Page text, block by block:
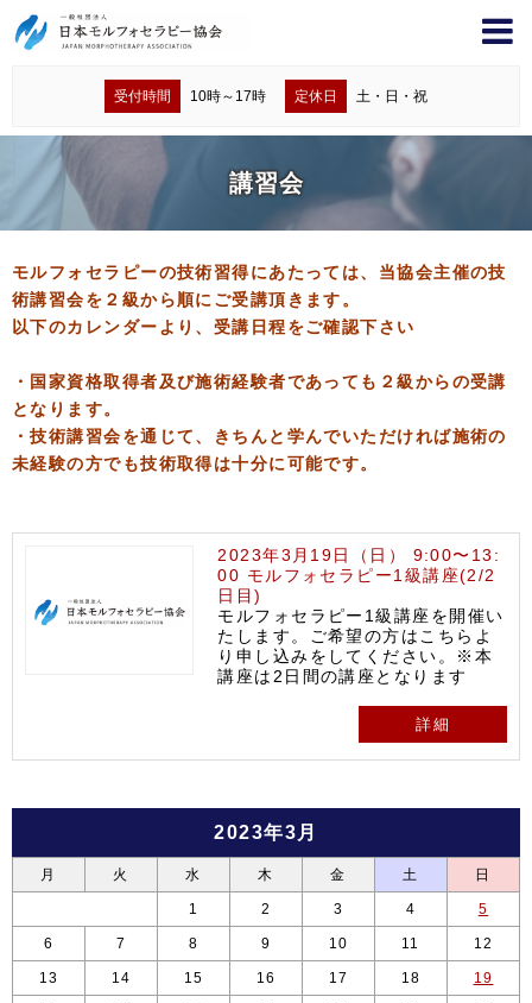
受付時間 10時～17時 定休日 土・日・祝
講習会
モルフォセラピーの技術習得にあたっては、当協会主催の技
術講習会を２級から順にご受講頂きます。
以下のカレンダーより、受講日程をご確認下さい
・国家資格取得者及び施術経験者であっても２級からの受講
となります。
・技術講習会を通じて、きちんと学んでいただければ施術の
未経験の方でも技術取得は十分に可能です。
2023年3月19日（日） 9:00〜13:
00 モルフォセラピー1級講座(2/2
日目)
モルフォセラピー1級講座を開催い
たします。ご希望の方はこちらよ
り申し込みをしてください。※本
講座は2日間の講座となります
詳細
2023年3月
月 火 水 木 金 土 日
1 2 3 4 5
6 7 8 9 10 11 12
13 14 15 16 17 18 19